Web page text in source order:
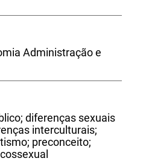
Administração e
diferenças sexuais
interculturais;
preconceito;